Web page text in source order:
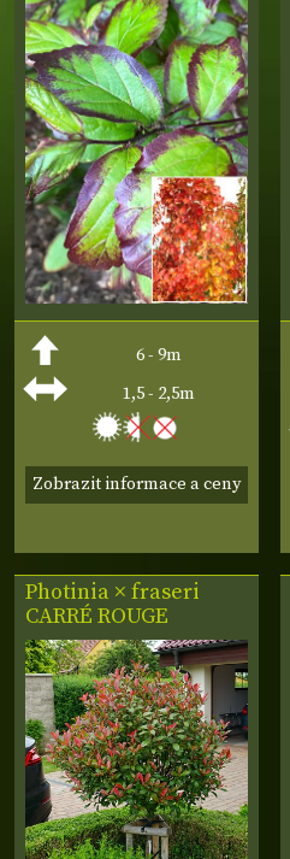
6 - 9m
1,5 - 2,5m
Zobrazit informace a ceny
Photinia × fraseri
CARRÉ ROUGE